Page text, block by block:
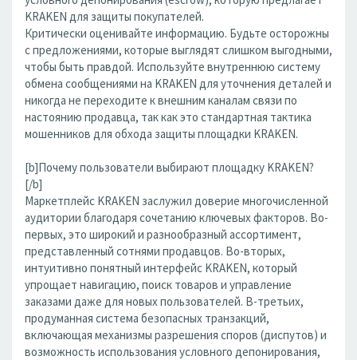
KRAKEN для защиты покупателей.
Критически оценивайте информацию. Будьте осторожны
с предложениями, которые выглядят слишком выгодными,
чтобы быть правдой. Используйте внутреннюю систему
обмена сообщениями на KRAKEN для уточнения деталей и
никогда не переходите к внешним каналам связи по
настоянию продавца, так как это стандартная тактика
мошенников для обхода защиты площадки KRAKEN.
[b]Почему пользователи выбирают площадку KRAKEN?
[/b]
Маркетплейс KRAKEN заслужил доверие многочисленной
аудитории благодаря сочетанию ключевых факторов. Во-
первых, это широкий и разнообразный ассортимент,
представленный сотнями продавцов. Во-вторых,
интуитивно понятный интерфейс KRAKEN, который
упрощает навигацию, поиск товаров и управление
заказами даже для новых пользователей. В-третьих,
продуманная система безопасных транзакций,
включающая механизмы разрешения споров (диспутов) и
возможность использования условного депонирования,